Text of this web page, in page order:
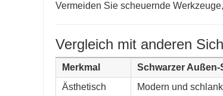
Vermeiden Sie scheuernde
Vergleich mit anderen
Merkmal Schwarzer Außen-
Ästhetisch
Modern und schlank